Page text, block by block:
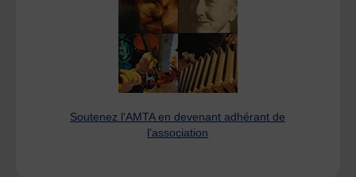
Soutenez l'AMTA en devenant adhérant de
l'association